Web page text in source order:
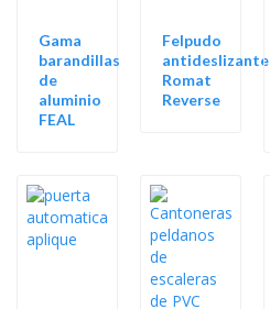
Gama
barandillas
de
aluminio
FEAL
Felpudo
antideslizante
Romat
Reverse